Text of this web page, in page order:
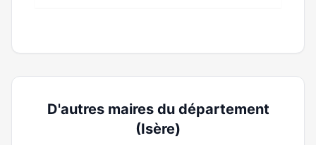
D'autres maires du département
(Isère)